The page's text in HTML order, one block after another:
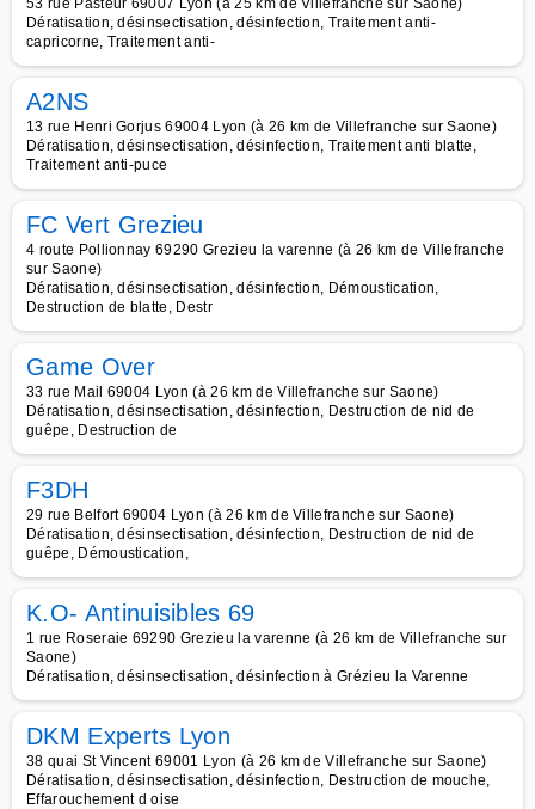
53 rue Pasteur 69007 Lyon (à 25 km de Villefranche sur Saone)
Dératisation, désinsectisation, désinfection, Traitement anti-
capricorne, Traitement anti-
A2NS
13 rue Henri Gorjus 69004 Lyon (à 26 km de Villefranche sur Saone)
Dératisation, désinsectisation, désinfection, Traitement anti blatte,
Traitement anti-puce
FC Vert Grezieu
4 route Pollionnay 69290 Grezieu la varenne (à 26 km de Villefranche
sur Saone)
Dératisation, désinsectisation, désinfection, Démoustication,
Destruction de blatte, Destr
Game Over
33 rue Mail 69004 Lyon (à 26 km de Villefranche sur Saone)
Dératisation, désinsectisation, désinfection, Destruction de nid de
guêpe, Destruction de
F3DH
29 rue Belfort 69004 Lyon (à 26 km de Villefranche sur Saone)
Dératisation, désinsectisation, désinfection, Destruction de nid de
guêpe, Démoustication,
K.O- Antinuisibles 69
1 rue Roseraie 69290 Grezieu la varenne (à 26 km de Villefranche sur
Saone)
Dératisation, désinsectisation, désinfection à Grézieu la Varenne
DKM Experts Lyon
38 quai St Vincent 69001 Lyon (à 26 km de Villefranche sur Saone)
Dératisation, désinsectisation, désinfection, Destruction de mouche,
Effarouchement d oise